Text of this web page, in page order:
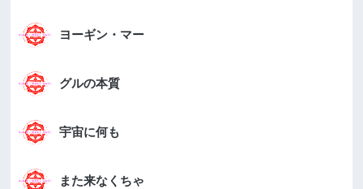
ヨーギン・マー
グルの本質
宇宙に何も
また来なくちゃ